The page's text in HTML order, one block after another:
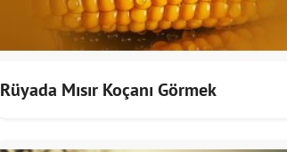
Rüyada Mısır Koçanı Görmek